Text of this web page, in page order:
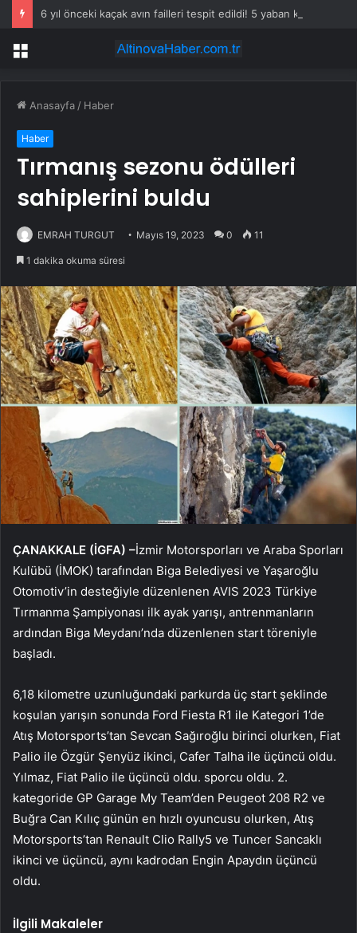
Menü
Anasayfa / Haber
Haber
Tırmanış sezonu ödülleri
sahiplerini buldu
EMRAH TURGUT Mayıs 19, 2023 0 11
1 dakika okuma süresi
ÇANAKKALE (İGFA) –İzmir Motorsporları ve Araba Sporları
Kulübü (İMOK) tarafından Biga Belediyesi ve Yaşaroğlu
Otomotiv’in desteğiyle düzenlenen AVIS 2023 Türkiye
Tırmanma Şampiyonası ilk ayak yarışı, antrenmanların
ardından Biga Meydanı’nda düzenlenen start töreniyle
başladı.
6,18 kilometre uzunluğundaki parkurda üç start şeklinde
koşulan yarışın sonunda Ford Fiesta R1 ile Kategori 1’de
Atış Motorsports’tan Sevcan Sağıroğlu birinci olurken, Fiat
Palio ile Özgür Şenyüz ikinci, Cafer Talha ile üçüncü oldu.
Yılmaz, Fiat Palio ile üçüncü oldu. sporcu oldu. 2.
kategoride GP Garage My Team’den Peugeot 208 R2 ve
Buğra Can Kılıç günün en hızlı oyuncusu olurken, Atış
Motorsports’tan Renault Clio Rally5 ve Tuncer Sancaklı
ikinci ve üçüncü, aynı kadrodan Engin Apaydın üçüncü
oldu.
İlgili Makaleler